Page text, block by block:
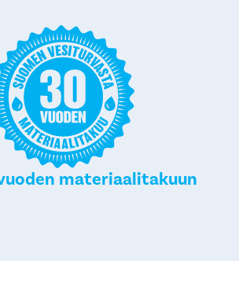
materiaalitakuun